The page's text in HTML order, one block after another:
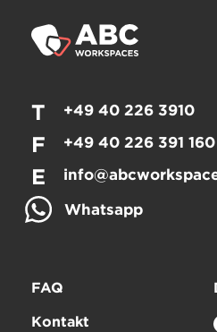
T +49 40 226 3910
F +49 40 226 391 160
E
Whatsapp
FAQ
Kontakt